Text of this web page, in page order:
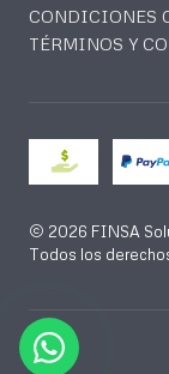
CONDICIONES
TÉRMINOS Y
2026 FINSA
Todos los